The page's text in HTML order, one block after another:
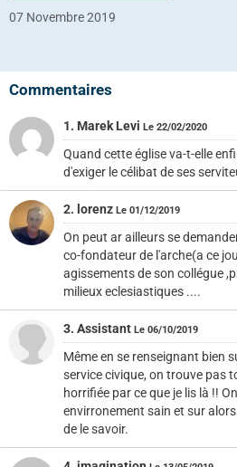
07 Novembre 2019
Commentaires
1. Marek Levi Le 22/02/2020
Quand cette église va-t-elle
d'exiger le célibat de ses
2. lorenz Le 01/12/2019
On peut ar ailleurs se
co-fondateur de l'arche(a ce
agissements de son collégue
milieux eclesiastiques ....
3. Assistant Le 06/10/2019
Même en se renseignant bien
service civique, on trouve pas
horrifiée par ce que je lis là !!
envirronement sain et sur
de le savoir.